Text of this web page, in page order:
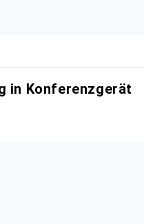
in Konferenzgerät